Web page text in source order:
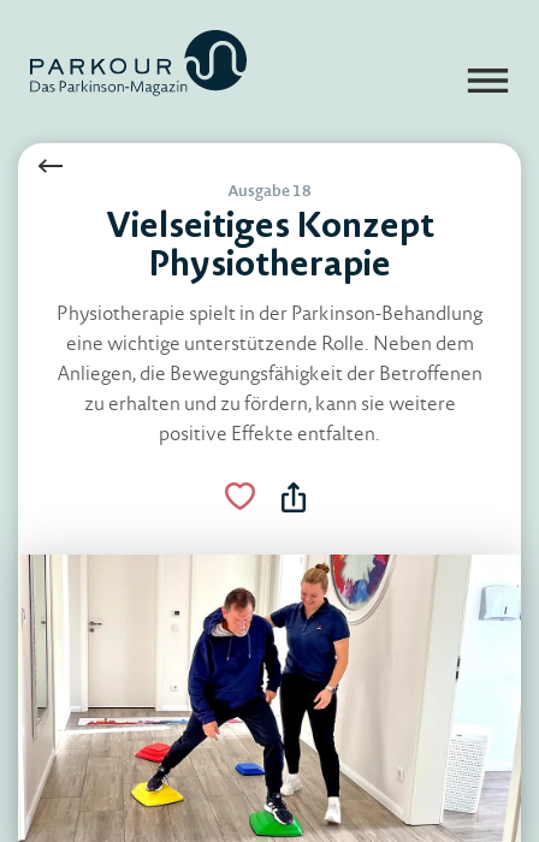
Ausgabe 18
Vielseitiges Konzept
Physiotherapie
Physiotherapie spielt in der Parkinson-Behandlung
eine wichtige unterstützende Rolle. Neben dem
Anliegen, die Bewegungsfähigkeit der Betroffenen
zu erhalten und zu fördern, kann sie weitere
positive Effekte entfalten.